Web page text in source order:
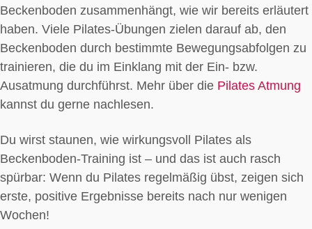
Beckenboden zusammenhängt, wie wir bereits erläutert
haben. Viele Pilates-Übungen zielen darauf ab, den
Beckenboden durch bestimmte Bewegungsabfolgen zu
trainieren, die du im Einklang mit der Ein- bzw.
Ausatmung durchführst. Mehr über die Pilates Atmung
kannst du gerne nachlesen.
Du wirst staunen, wie wirkungsvoll Pilates als
Beckenboden-Training ist – und das ist auch rasch
spürbar: Wenn du Pilates regelmäßig übst, zeigen sich
erste, positive Ergebnisse bereits nach nur wenigen
Wochen!